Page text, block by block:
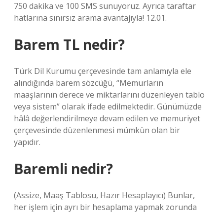
750 dakika ve 100 SMS sunuyoruz. Ayrıca taraftar
hatlarına sınırsız arama avantajıyla! 12.01.
Barem TL nedir?
Türk Dil Kurumu çerçevesinde tam anlamıyla ele
alındığında barem sözcüğü, “Memurların
maaşlarının derece ve miktarlarını düzenleyen tablo
veya sistem” olarak ifade edilmektedir. Günümüzde
hâlâ değerlendirilmeye devam edilen ve memuriyet
çerçevesinde düzenlenmesi mümkün olan bir
yapıdır.
Baremli nedir?
(Assize, Maaş Tablosu, Hazır Hesaplayıcı) Bunlar,
her işlem için ayrı bir hesaplama yapmak zorunda